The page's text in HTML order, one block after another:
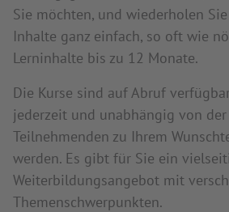
Sie möchten, und wiederholen
Inhalte ganz einfach, so oft wie
Lerninhalte bis zu 12 Monate.
Die Kurse sind auf Abruf
jederzeit und unabhängig von
Teilnehmenden zu Ihrem
werden. Es gibt für Sie ein
Weiterbildungsangebot mit
Themenschwerpunkten.